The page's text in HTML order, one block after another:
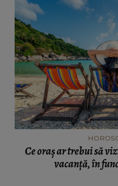
Ce oraș ar trebui să
vacanță, în